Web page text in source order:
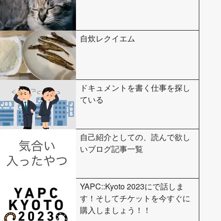
自炊レクイエム
ドキュメントを書く仕事を探し
ている
自己紹介としての、読んで欲し
いブログ記事一覧
YAPC::Kyoto 2023にで話しま
す！そしてチケットを今すぐに
購入しましょう！！